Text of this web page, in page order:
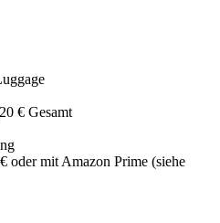
€ Gesamt
oder mit Amazon Prime (siehe